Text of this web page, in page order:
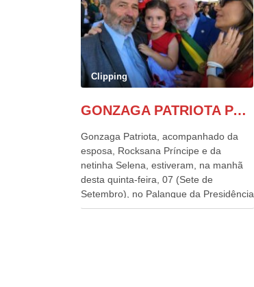
Clipping
GONZAGA PATRIOTA PARTICIPA DO DESFILE DA INDEPENDÊNCIA NO PALANQUE DA PRESIDÊNCIA DA REPÚBLICA E É ABRAÇADO POR LULA E POR GERALDO ALCKMIN.
Gonzaga Patriota, acompanhado da
esposa, Rocksana Príncipe e da
netinha Selena, estiveram, na manhã
desta quinta-feira, 07 (Sete de
Setembro), no Palanque da Presidência
da República, onde foram abraçados